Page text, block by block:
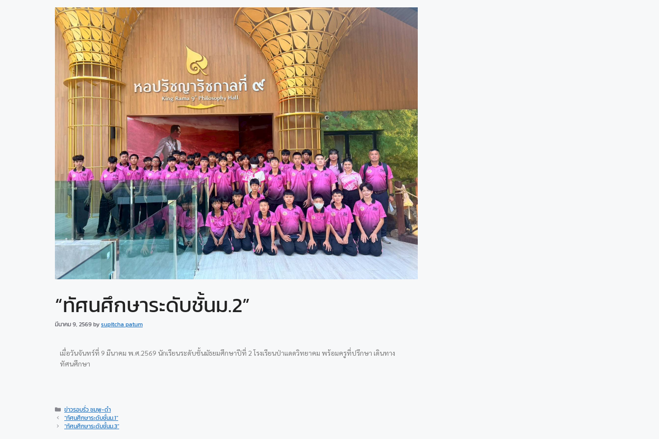
“ทัศนศึกษาระดับชั้นม.2”
มีนาคม 9, 2569bysupitcha patum
เมื่อวันจันทร์ที่ 9 มีนาคม พ.ศ.2569 นักเรียนระดับชั้นมัธยมศึกษาปีที่ 2 โรงเรียนป่าแดดวิทยาคม พร้อมครูที่ปรึกษา เดินทาง
ทัศนศึกษา
ข่าวรอบรั่ว ชมพู-ดำ
“ทัศนศึกษาระดับชั้นม.1”
“ทัศนศึกษาระดับชั้นม.3”